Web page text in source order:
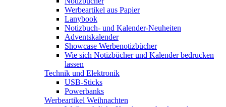
Werbeartikel aus Papier
Lanybook
Notizbuch- und Kalender-Neuheiten
Adventskalender
Showcase Werbenotizbücher
Wie sich Notizbücher und Kalender bedrucken
lassen
Technik und Elektronik
USB-Sticks
Powerbanks
Werbeartikel Weihnachten